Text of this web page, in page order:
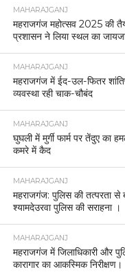
MAHARAJGANJ
महराजगंज महोत्सव 2025 की
प्रशासन ने लिया स्थल का
MAHARAJGANJ
महराजगंज में ईद-उल-फितर
व्यवस्था रही चाक-चौबंद
MAHARAJGANJ
घुघली में मुर्गी फार्म पर तेंदुए का
कमरे में कैद
MAHARAJGANJ
महराजगंज: पुलिस की तत्परता से
श्यामदेउरवा पुलिस की सराहना ।
MAHARAJGANJ
महराजगंज में जिलाधिकारी और
कारागार का आकस्मिक निरीक्षण।